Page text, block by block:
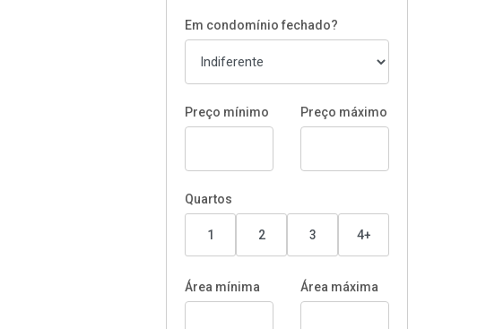
Em condomínio fechado?
Preço mínimo Preço máximo
Quartos
1 2 3 4+
Área mínima Área máxima